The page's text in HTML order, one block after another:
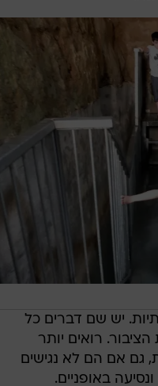
יש שם דברים כל
הציבור. רואים יותר
גם אם הם לא נגישים
באופניים.